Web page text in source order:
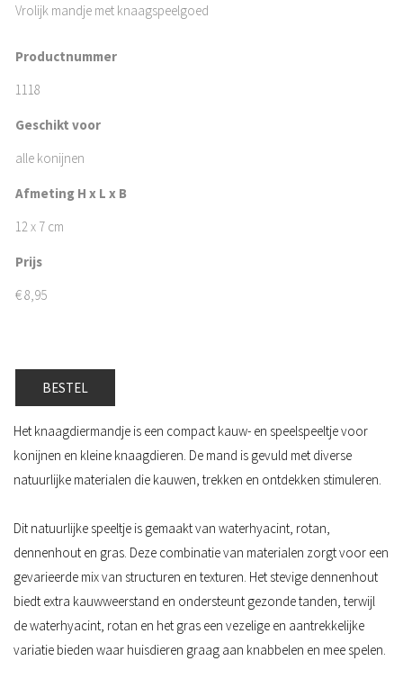
Vrolijk mandje met knaagspeelgoed
Productnummer
1118
Geschikt voor
alle konijnen
Afmeting H x L x B
12 x 7 cm
Prijs
€8,95
BESTEL
Het knaagdiermandje is een compact kauw- en speelspeeltje voor
konijnen en kleine knaagdieren. De mand is gevuld met diverse
natuurlijke materialen die kauwen, trekken en ontdekken stimuleren.
Dit natuurlijke speeltje is gemaakt van waterhyacint, rotan,
dennenhout en gras. Deze combinatie van materialen zorgt voor een
gevarieerde mix van structuren en texturen. Het stevige dennenhout
biedt extra kauwweerstand en ondersteunt gezonde tanden, terwijl
de waterhyacint, rotan en het gras een vezelige en aantrekkelijke
variatie bieden waar huisdieren graag aan knabbelen en mee spelen.